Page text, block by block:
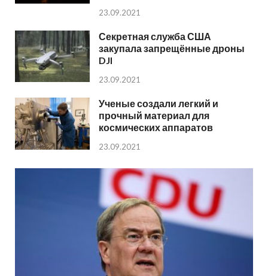
23.09.2021
Секретная служба США
закупала запрещённые дроны
DJI
23.09.2021
Ученые создали легкий и
прочный материал для
космических аппаратов
23.09.2021